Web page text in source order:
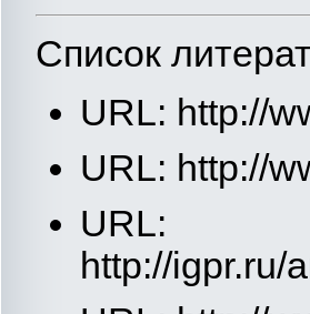
Список
URL: http://
URL: http://
URL:
http://igpr.ru/